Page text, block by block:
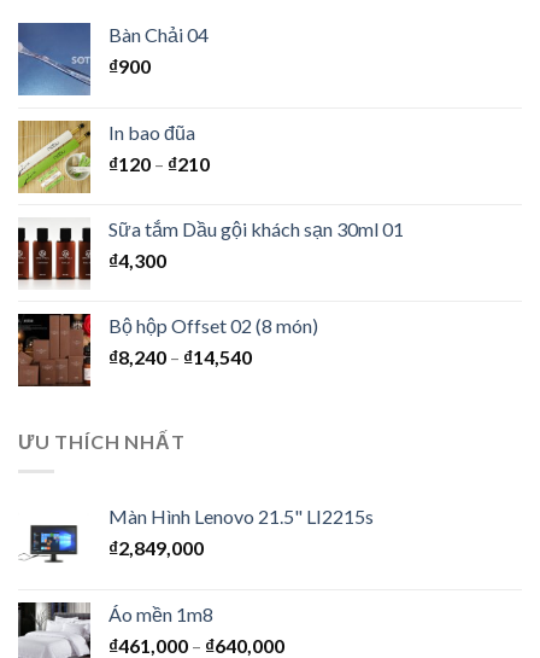
Bàn Chải 04
₫900
In bao đũa
₫120 – ₫210
Sữa tắm Dầu gội khách sạn 30ml 01
₫4,300
Bộ hộp Offset 02 (8 món)
₫8,240 – ₫14,540
ƯU THÍCH NHẤT
Màn Hình Lenovo 21.5" LI2215s
₫2,849,000
Áo mền 1m8
₫461,000 – ₫640,000